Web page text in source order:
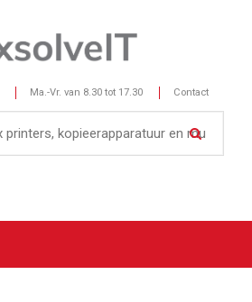
Ma.-Vr. van 8.30 tot 17.30 Contact